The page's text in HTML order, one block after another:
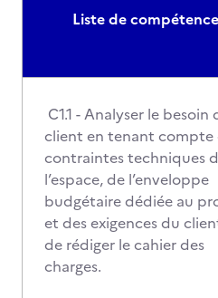
Liste de
C1.1 - Analyser le besoin
client en tenant compte
contraintes techniques
l’espace, de l’enveloppe
budgétaire dédiée au
et des exigences du
de rédiger le cahier des
charges.